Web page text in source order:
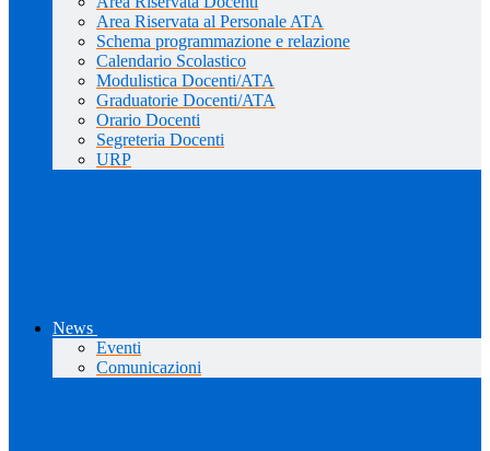
Area Riservata al Personale ATA
Schema programmazione e relazione
Calendario Scolastico
Modulistica Docenti/ATA
Graduatorie Docenti/ATA
Orario Docenti
Segreteria Docenti
URP
News
Eventi
Comunicazioni